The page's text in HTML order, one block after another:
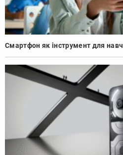
Смартфон як інструмент для